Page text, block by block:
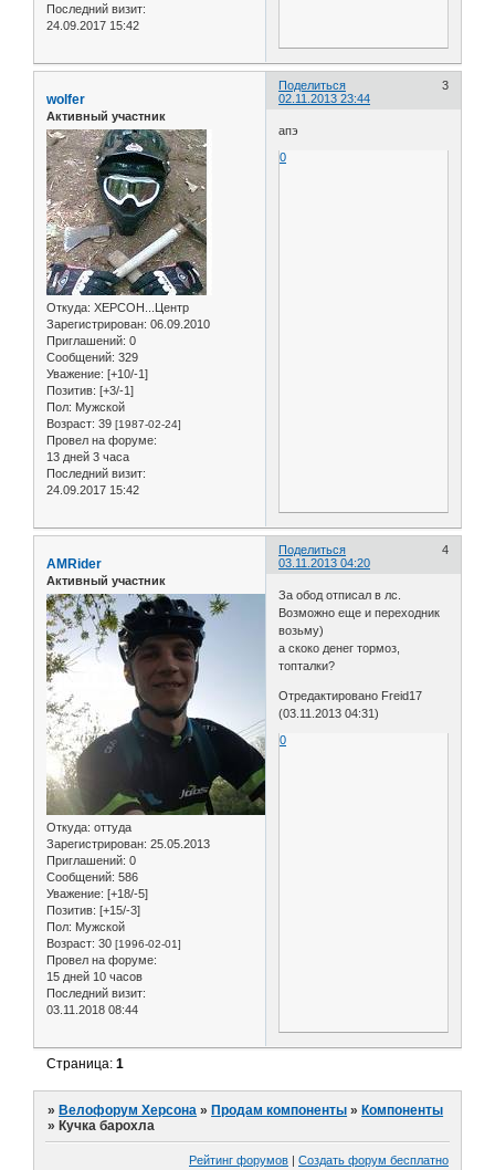
Последний визит:
24.09.2017 15:42
Поделиться
3
02.11.2013 23:44
wolfer
Активный участник
Откуда: ХЕРСОН...Центр
Зарегистрирован: 06.09.2010
Приглашений: 0
Сообщений: 329
Уважение: [+10/-1]
Позитив: [+3/-1]
Пол: Мужской
Возраст: 39 [1987-02-24]
Провел на форуме:
13 дней 3 часа
Последний визит:
24.09.2017 15:42
апэ
0
Поделиться
4
03.11.2013 04:20
AMRider
Активный участник
Откуда: оттуда
Зарегистрирован: 25.05.2013
Приглашений: 0
Сообщений: 586
Уважение: [+18/-5]
Позитив: [+15/-3]
Пол: Мужской
Возраст: 30 [1996-02-01]
Провел на форуме:
15 дней 10 часов
Последний визит:
03.11.2018 08:44
За обод отписал в лс.
Возможно еще и переходник
возьму)
а скоко денег тормоз,
топталки?
Отредактировано Freid17
(03.11.2013 04:31)
0
Страница:1
»Велофорум Херсона »Продам компоненты »Компоненты
»Кучка барохла
Рейтинг форумов Создать форум бесплатно